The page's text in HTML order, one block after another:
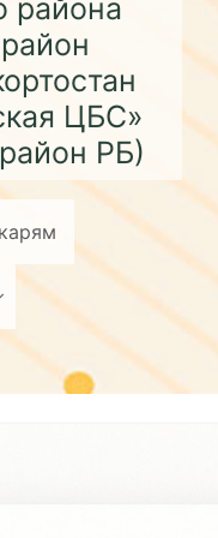
района
ЦБС»
РБ)